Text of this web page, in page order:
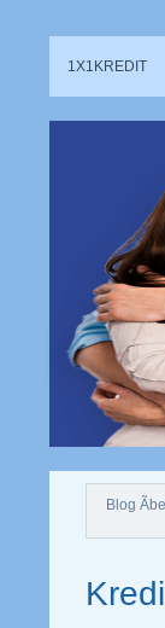
1X1KREDIT
Blog